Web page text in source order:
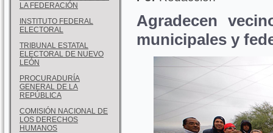
LA FEDERACIÓN
INSTITUTO FEDERAL
ELECTORAL
TRIBUNAL ESTATAL
ELECTORAL DE NUEVO
LEÓN
PROCURADURÍA
GENERAL DE LA
REPÚBLICA
COMISIÓN NACIONAL DE
LOS DERECHOS
HUMANOS
Agradecen
municipales y